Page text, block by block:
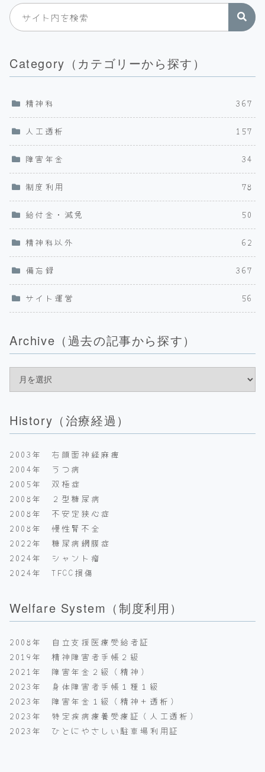
Category（カテゴリーから探す）
精神科 367
人工透析 157
障害年金 34
制度利用 78
給付金・減免 50
精神科以外 62
備忘録 367
サイト運営 56
Archive（過去の記事から探す）
History（治療経過）
2003年 右顔面神経麻痺
2004年 うつ病
2005年 双極症
2008年 ２型糖尿病
2008年 不安定狭心症
2008年 慢性腎不全
2022年 糖尿病網膜症
2024年 シャント瘤
2024年 TFCC損傷
Welfare System（制度利用）
2008年 自立支援医療受給者証
2019年 精神障害者手帳２級
2021年 障害年金２級（精神）
2023年 身体障害者手帳１種１級
2023年 障害年金１級（精神＋透析）
2023年 特定疾病療養受療証（人工透析）
2023年 ひとにやさしい駐車場利用証